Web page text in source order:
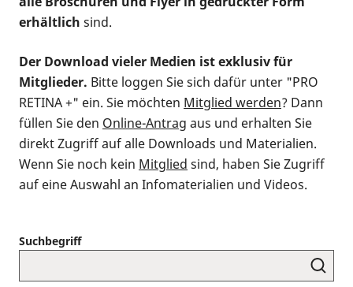
erhältlich sind.
Der Download vieler Medien ist exklusiv für
Mitglieder. Bitte loggen Sie sich dafür unter "PRO
RETINA +" ein. Sie möchten Mitglied werden? Dann
füllen Sie den Online-Antrag aus und erhalten Sie
direkt Zugriff auf alle Downloads und Materialien.
Wenn Sie noch kein Mitglied sind, haben Sie Zugriff
auf eine Auswahl an Infomaterialien und Videos.
Suchbegriff